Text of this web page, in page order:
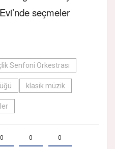
seçmeler
Senfoni Orkestrası
klasik müzik
0 0 0